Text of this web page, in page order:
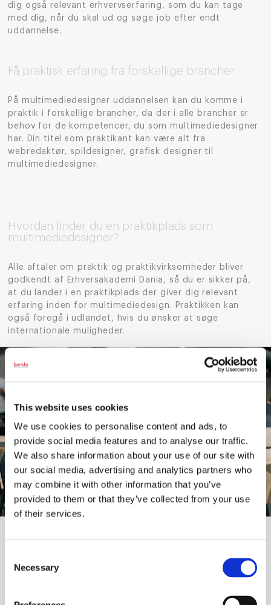
This website uses cookies
We use cookies to personalise content and ads, to
provide social media features and to analyse our traffic.
We also share information about your use of our site with
our social media, advertising and analytics partners who
may combine it with other information that you’ve
provided to them or that they’ve collected from your use
of their services.
Selection
Necessary
dig også relevant erhvervserfaring, som du kan tage
med dig, når du skal ud og søge job efter endt
uddannelse.
Få praktisk erfaring fra forskellige brancher
P å m ultimediedesigner uddannelsen
kan du komme i
praktik i forskellige brancher, da der i alle brancher er
behov for de kompetencer, du som multimediedesigner
har. Din titel som praktikant kan være alt fra
webredaktør, spildesigner, grafisk designer til
multimediedesigner.
Hvordan finder du en praktikplads som
multimediedesigner?
Alle aftaler om praktik og praktikvirksomheder bliver
godkendt af Erhversakademi Dania, så du er sikker på,
at du lander i en praktikplads der giver dig relevant
erfaring inden for multimediedesign.
Praktikken kan
også foregå i udlandet, hvis du ønsker at søge
internationale muligheder.
platformen, Candeno. Her kan du oprette og uploade
dit CV og ansøgning, og virksomheder har mulighed for